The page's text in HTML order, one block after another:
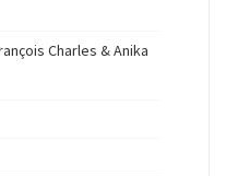
Charles & Anika